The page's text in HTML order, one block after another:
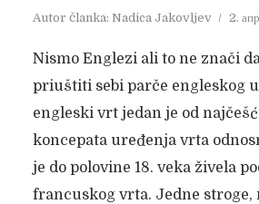
Autor članka: Nadica Jakovljev 2.
Nismo Englezi ali to ne znači
priuštiti sebi parče engleskog
engleski vrt jedan je od
koncepata uređenja vrta
je do polovine 18. veka živela
francuskog vrta. Jedne